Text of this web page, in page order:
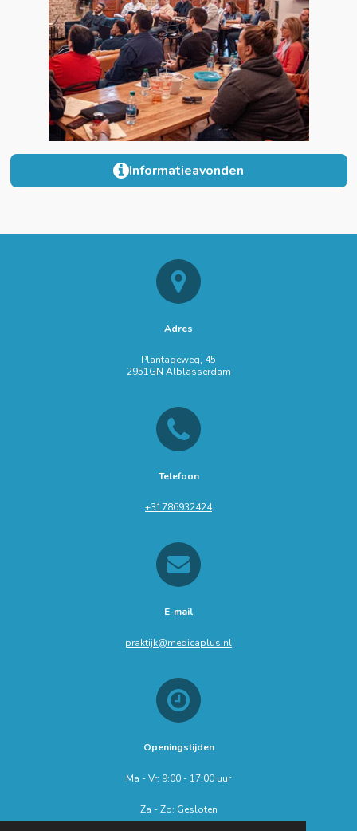
Informatieavonden
Adres
Plantageweg, 45
2951GN Alblasserdam
Telefoon
+31786932424
E-mail
praktijk@medicaplus.nl
Openingstijden
Ma - Vr: 9:00 - 17:00 uur
Za - Zo: Gesloten